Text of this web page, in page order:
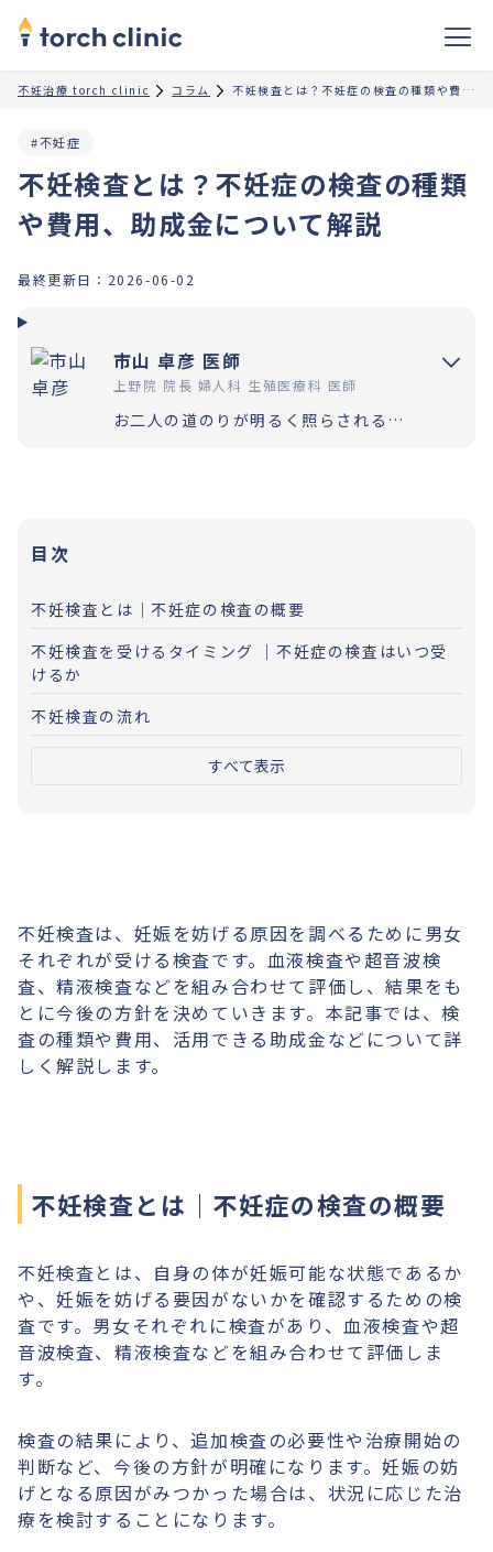
不妊治療 torch clinic コラム 不妊検査とは？不妊症の検査の種類や費用、助成金について解説
不妊検査とは？不妊症の検査の種類
や費用、助成金について解説
#不妊症
最終更新日： 2026-06-02
市山 卓彦 医師
上野院 院長 婦人科 生殖医療科 医師
お二人の道のりが明るく照らされるよう「理解」と「納得」の上で選択いただく過程を大切にしています。エビデンスに基づいた高水準の医療提供により「幸せな家族計画の実現」をお手伝いさせていただきます。
目次
不妊検査とは｜不妊症の検査の概要
不妊検査を受けるタイミング ｜不妊症の検査はいつ受
けるか
不妊検査の流れ
すべて表示
不妊検査は、妊娠を妨げる原因を調べるために男女
それぞれが受ける検査です。血液検査や超音波検
査、精液検査などを組み合わせて評価し、結果をも
とに今後の方針を決めていきます。本記事では、検
査の種類や費用、活用できる助成金などについて詳
しく解説します。
不妊検査とは｜不妊症の検査の概要
不妊検査とは、自身の体が妊娠可能な状態であるか
や、妊娠を妨げる要因がないかを確認するための検
査です。男女それぞれに検査があり、血液検査や超
音波検査、精液検査などを組み合わせて評価しま
す。
検査の結果により、追加検査の必要性や治療開始の
判断など、今後の方針が明確になります。妊娠の妨
げとなる原因がみつかった場合は、状況に応じた治
療を検討することになります。